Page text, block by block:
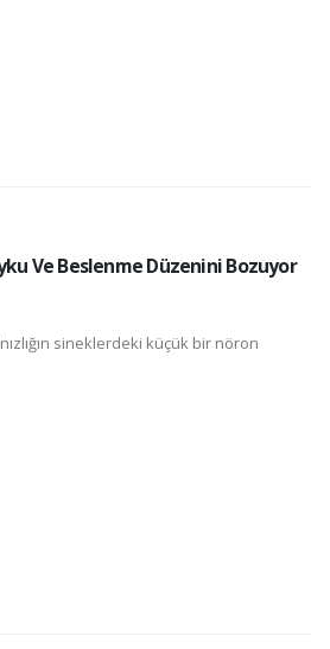
Ve Beslenme Düzenini Bozuyor
sineklerdeki küçük bir nöron